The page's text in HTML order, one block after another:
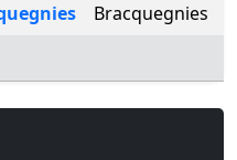
Bracquegnies